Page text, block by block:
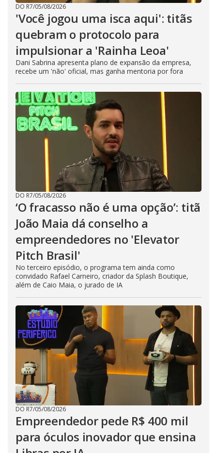
DO R7/05/08/2026
'Você jogou uma isca aqui': titãs
quebram o protocolo para
impulsionar a 'Rainha Leoa'
Dani Sabrina apresenta plano de expansão da empresa,
recebe um 'não' oficial, mas ganha mentoria por fora
DO R7/05/08/2026
‘O fracasso não é uma opção’: titã
João Maia dá conselho a
empreendedores no 'Elevator
Pitch Brasil'
No terceiro episódio, o programa tem ainda como
convidado Rafael Carneiro, criador da Splash Boutique,
além de Caio Maia, o jurado de IA
DO R7/05/08/2026
Empreendedor pede R$ 400 mil
para óculos inovador que ensina